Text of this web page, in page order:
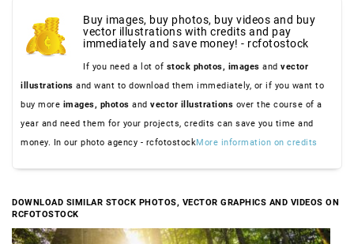
Buy images, buy photos, buy videos and buy
vector illustrations with credits and pay
immediately and save money! - rcfotostock
If you need a lot of stock photos, images and vector
illustrations and want to download them immediately, or if you want to
buy more images, photos and vector illustrations over the course of a
year and need them for your projects, credits can save you time and
money. In our photo agency - rcfotostockMore information on credits
DOWNLOAD SIMILAR STOCK PHOTOS, VECTOR GRAPHICS AND VIDEOS ON
RCFOTOSTOCK